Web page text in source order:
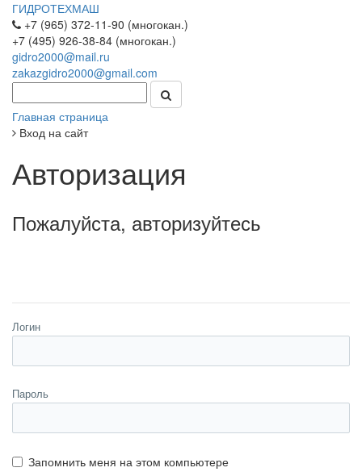
ГИДРОТЕХМАШ
+7 (965) 372-11-90 (многокан.)
+7 (495) 926-38-84 (многокан.)
gidro2000@mail.ru
zakazgidro2000@gmail.com
Главная страница
Вход на сайт
Авторизация
Пожалуйста, авторизуйтесь
Логин
Пароль
Запомнить меня на этом компьютере